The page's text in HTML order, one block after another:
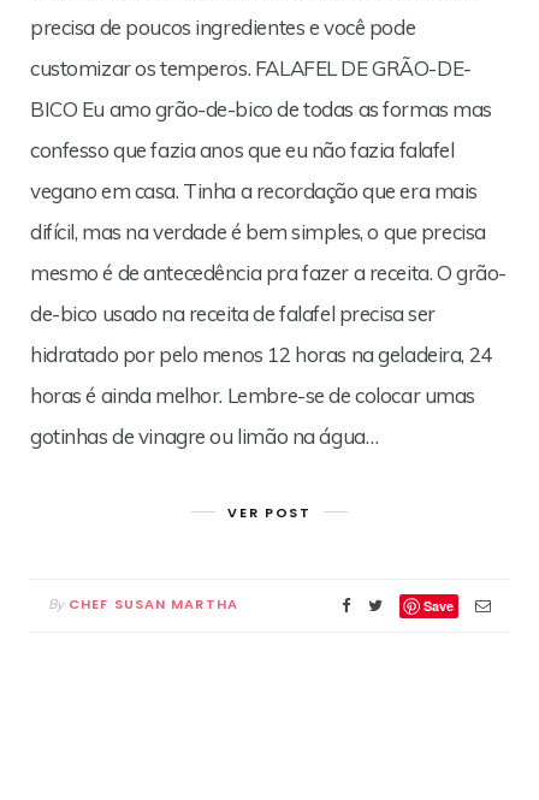
precisa de poucos ingredientes e você pode
customizar os temperos. FALAFEL DE GRÃO-DE-
BICO Eu amo grão-de-bico de todas as formas mas
confesso que fazia anos que eu não fazia falafel
vegano em casa. Tinha a recordação que era mais
difícil, mas na verdade é bem simples, o que precisa
mesmo é de antecedência pra fazer a receita. O grão-
de-bico usado na receita de falafel precisa ser
hidratado por pelo menos 12 horas na geladeira, 24
horas é ainda melhor. Lembre-se de colocar umas
gotinhas de vinagre ou limão na água…
VER POST
By CHEF SUSAN MARTHA Save